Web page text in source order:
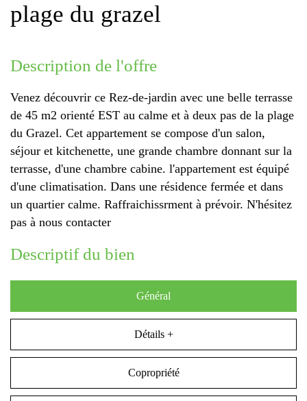
plage du grazel
description de l'offre
Venez découvrir ce Rez-de-jardin avec une belle terrasse
de 45 m2 orienté EST au calme et à deux pas de la plage
du Grazel. Cet appartement se compose d'un salon,
séjour et kitchenette, une grande chambre donnant sur la
terrasse, d'une chambre cabine. l'appartement est équipé
d'une climatisation. Dans une résidence fermée et dans
un quartier calme. Raffraichissrment à prévoir. N'hésitez
pas à nous contacter
descriptif du bien
Général
Détails +
Copropriété